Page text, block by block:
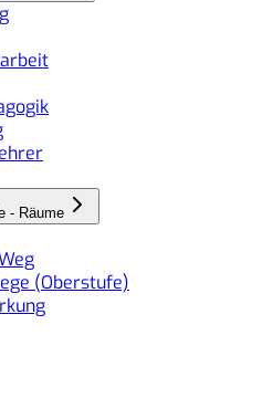
- Räume
(Oberstufe)